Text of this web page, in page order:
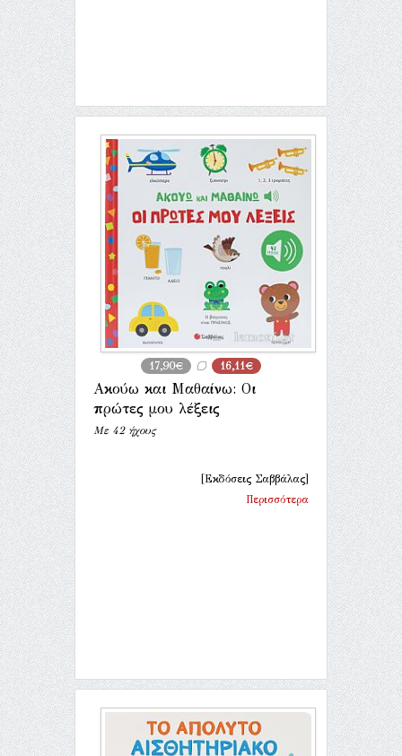
17,90€ 16,11€
Ακούω και Μαθαίνω: Οι
πρώτες μου λέξεις
Με 42 ήχους
[Εκδόσεις Σαββάλας]
Περισσότερα